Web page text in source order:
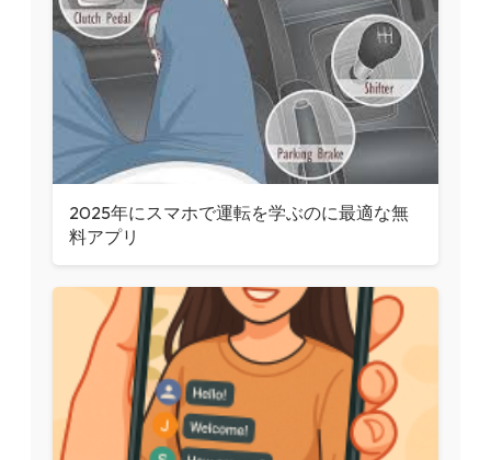
2025年にスマホで運転を学ぶのに最適な無
料アプリ